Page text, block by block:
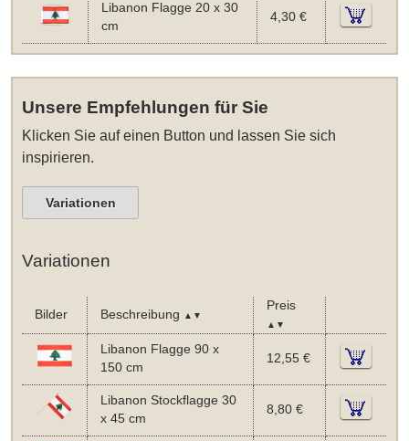
Libanon Flagge 20 x 30
cm
4,30 €
Unsere Empfehlungen für Sie
Klicken Sie auf einen Button und lassen Sie sich
inspirieren.
Variationen
Variationen
Bilder Beschreibung ▲▼
Preis
▲▼
Libanon Flagge 90 x
150 cm
12,55 €
Libanon Stockflagge 30
x 45 cm
8,80 €